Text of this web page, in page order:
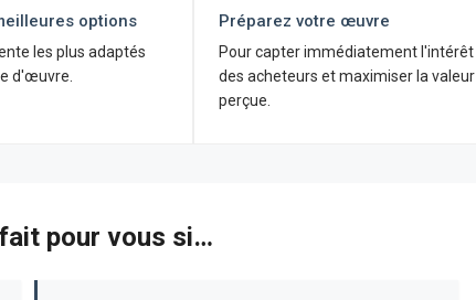
options
les plus adaptés
d'œuvre.
Préparez votre œuvre
Pour capter immédiatement l'intérêt
des acheteurs et maximiser la valeur
perçue.
pour vous si…